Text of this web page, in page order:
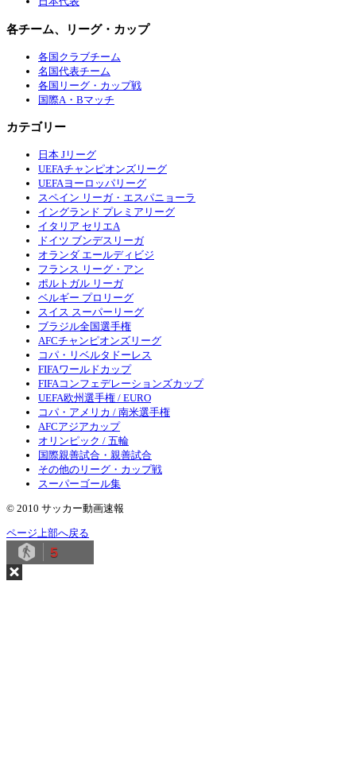
各チーム、リーグ・カップ
各国クラブチーム
名国代表チーム
各国リーグ・カップ戦
国際A・Bマッチ
カテゴリー
日本 Jリーグ
UEFAチャンピオンズリーグ
UEFAヨーロッパリーグ
スペイン リーガ・エスパニョーラ
イングランド プレミアリーグ
イタリア セリエA
ドイツ ブンデスリーガ
オランダ エールディビジ
フランス リーグ・アン
ポルトガル リーガ
ベルギー プロリーグ
スイス スーパーリーグ
ブラジル全国選手権
AFCチャンピオンズリーグ
コパ・リベルタドーレス
FIFAワールドカップ
FIFAコンフェデレーションズカップ
UEFA欧州選手権 / EURO
コパ・アメリカ / 南米選手権
AFCアジアカップ
オリンピック / 五輪
国際親善試合・親善試合
その他のリーグ・カップ戦
スーパーゴール集
© 2010 サッカー動画速報
ページ上部へ戻る
5